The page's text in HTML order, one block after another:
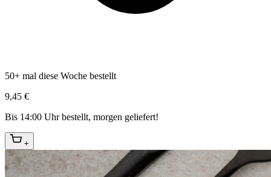
50+ mal diese Woche bestellt
9,45 €
Bis 14:00 Uhr bestellt, morgen geliefert!
+